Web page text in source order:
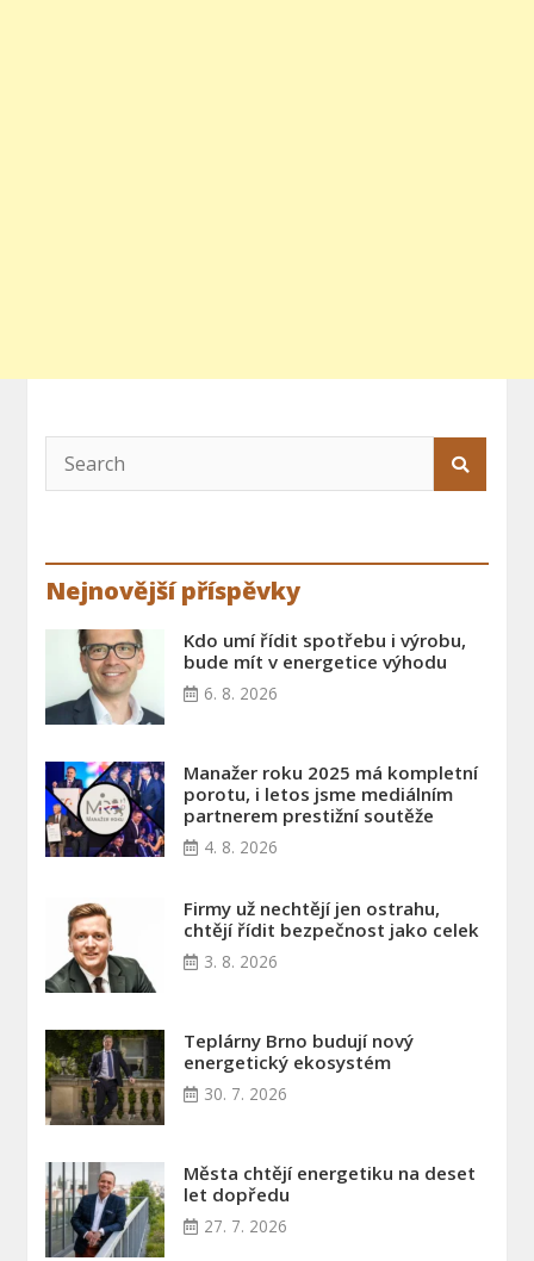
Nejnovější příspěvky
Kdo umí řídit spotřebu i výrobu,
bude mít v energetice výhodu
6. 8. 2026
Manažer roku 2025 má kompletní
porotu, i letos jsme mediálním
partnerem prestižní soutěže
4. 8. 2026
Firmy už nechtějí jen ostrahu,
chtějí řídit bezpečnost jako celek
3. 8. 2026
Teplárny Brno budují nový
energetický ekosystém
30. 7. 2026
Města chtějí energetiku na deset
let dopředu
27. 7. 2026